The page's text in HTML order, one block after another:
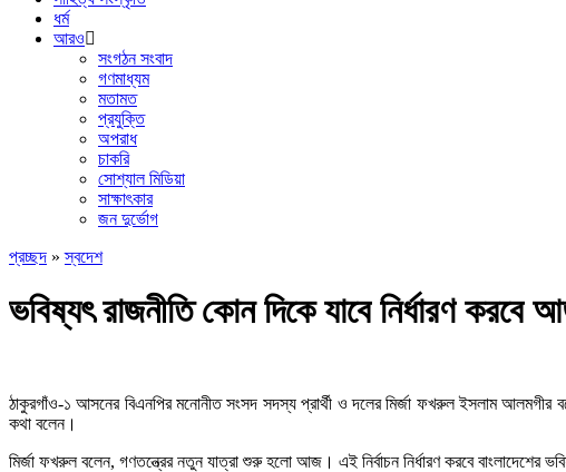
ধর্ম
আরও
সংগঠন সংবাদ
গণমাধ্যম
মতামত
প্রযুক্তি
অপরাধ
চাকরি
সোশ্যাল মিডিয়া
সাক্ষাৎকার
জন দুর্ভোগ
প্রচ্ছদ »স্বদেশ
ভবিষ্যৎ রাজনীতি কোন দিকে যাবে নির্ধারণ করবে
ঠাকুরগাঁও-১ আসনের বিএনপির মনোনীত সংসদ সদস্য প্রার্থী ও দলের মির্জা ফখরুল ইসলাম আলমগীর
কথা বলেন।
মির্জা ফখরুল বলেন, গণতন্ত্রের নতুন যাত্রা শুরু হলো আজ। এই নির্বাচন নির্ধারণ করবে বাংলাদেশের